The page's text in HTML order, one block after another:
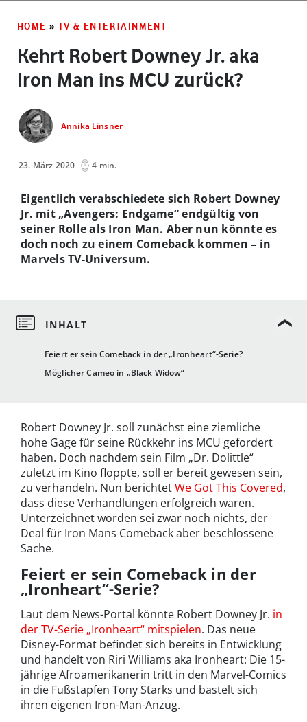
HOME » TV & ENTERTAINMENT
Kehrt Robert Downey Jr. aka
Iron Man ins MCU zurück?
Annika Linsner
23. März 2020 4 min.
Feiert er sein Comeback in der „Ironheart“-Serie?
Möglicher Cameo in „Black Widow“
Eigentlich verabschiedete sich Robert Downey
Jr. mit „Avengers: Endgame“ endgültig von
seiner Rolle als Iron Man. Aber nun könnte es
doch noch zu einem Comeback kommen – in
Marvels TV-Universum.
Robert Downey Jr. soll zunächst eine ziemliche
hohe Gage für seine Rückkehr ins MCU gefordert
haben. Doch nachdem sein Film „Dr. Dolittle“
zuletzt im Kino floppte, soll er bereit gewesen sein,
zu verhandeln. Nun berichtetWe Got This Covered,
dass diese Verhandlungen erfolgreich waren.
Unterzeichnet worden sei zwar noch nichts, der
Deal für Iron Mans Comeback aber beschlossene
Sache.
Feiert er sein Comeback in der
„Ironheart“-Serie?
Laut dem News-Portal könnte Robert Downey Jr. in
der TV-Serie „Ironheart“ mitspielen. Das neue
Disney-Format befindet sich bereits in Entwicklung
und handelt von Riri Williams aka Ironheart: Die 15-
jährige Afroamerikanerin tritt in den Marvel-Comics
in die Fußstapfen Tony Starks und bastelt sich
ihren eigenen Iron-Man-Anzug.